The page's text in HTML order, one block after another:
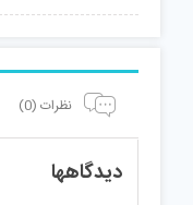
نظرات (0)
دیدگاهها